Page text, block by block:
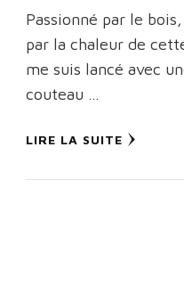
Passionné par le
par la chaleur de
me suis lancé avec
couteau …
LIRE LA SUITE